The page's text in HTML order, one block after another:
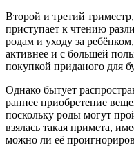
Второй и третий
приступает к чтению
родам и уходу за
активнее и с большей
покупкой приданого для
Однако бытует
раннее приобретение
поскольку роды могут
взялась такая примета,
можно ли её